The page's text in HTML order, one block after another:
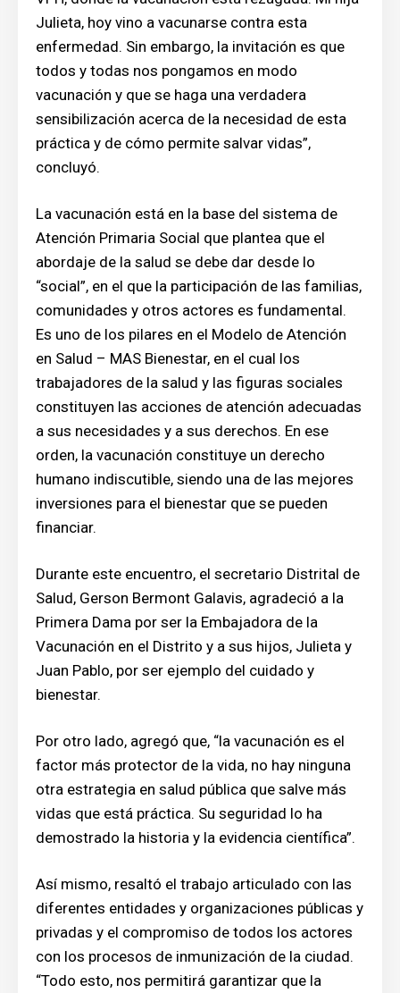
Julieta, hoy vino a vacunarse contra esta
enfermedad. Sin embargo, la invitación es que
todos y todas nos pongamos en modo
vacunación y que se haga una verdadera
sensibilización acerca de la necesidad de esta
práctica y de cómo permite salvar vidas”,
concluyó.
La vacunación está en la base del sistema de
Atención Primaria Social que plantea que el
abordaje de la salud se debe dar desde lo
“social”, en el que la participación de las familias,
comunidades y otros actores es fundamental.
Es uno de los pilares en el Modelo de Atención
en Salud – MAS Bienestar, en el cual los
trabajadores de la salud y las figuras sociales
constituyen las acciones de atención adecuadas
a sus necesidades y a sus derechos. En ese
orden, la vacunación constituye un derecho
humano indiscutible, siendo una de las mejores
inversiones para el bienestar que se pueden
financiar.
Durante este encuentro, el secretario Distrital de
Salud, Gerson Bermont Galavis, agradeció a la
Primera Dama por ser la Embajadora de la
Vacunación en el Distrito y a sus hijos, Julieta y
Juan Pablo, por ser ejemplo del cuidado y
bienestar.
Por otro lado, agregó que, “la vacunación es el
factor más protector de la vida, no hay ninguna
otra estrategia en salud pública que salve más
vidas que está práctica. Su seguridad lo ha
demostrado la historia y la evidencia científica”.
Así mismo, resaltó el trabajo articulado con las
diferentes entidades y organizaciones públicas y
privadas y el compromiso de todos los actores
con los procesos de inmunización de la ciudad.
“Todo esto, nos permitirá garantizar que la